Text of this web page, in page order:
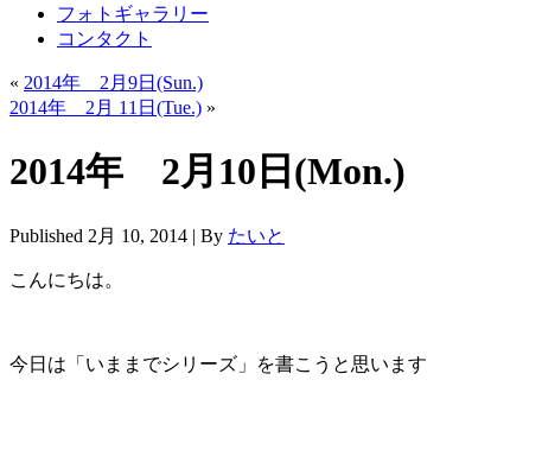
フォトギャラリー
コンタクト
« 2014年 2月9日(Sun.)
2014年 2月 11日(Tue.) »
2014年 2月10日(Mon.)
Published 2月 10, 2014 | By たいと
こんにちは。
今日は「いままでシリーズ」を書こうと思います